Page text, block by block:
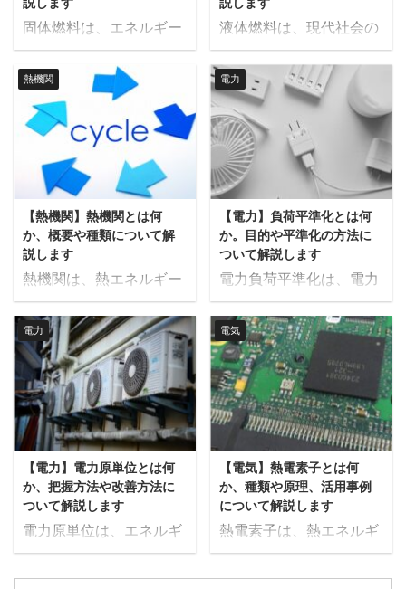
固体燃料は、エネルギー
源として古くから利用さ
れてきた燃料の一つで
す。 石炭や木くずなど、
多様な種類があり、それ
ぞれに特徴があります。
本記事では、固体燃料の
定義やその特徴、具体的
な種類について詳しく解
説します。 固体燃料とは
固体燃料とは、固体の形
態を持つ燃料のことを指
し、主に木材、石炭、コ
代表例として挙げられま
す。 これらの燃料は、化
石燃料やバイオマスとし
て自然界に存在し、エネ
ルギー源として広く利用
されています。 固体燃料
は、燃焼することで熱エ
ネルギーを発生させ、そ
の熱を利用して発電 ...
液体燃料は、現代社会の
エネルギー供給において
不可欠な存在です。 自動
車や飛行機などの輸送機
関、家庭用の暖房設備、
産業用のボイラーなど、
幅広い用途で使用されて
います。本記事では、液
体燃料とは何か、その特
徴や種類、そして今後の
展望について詳しく解説
します。 液体燃料とは
液体燃料は、その名の通
る燃料で、主に炭化水素
をベースとした化石燃料
が中心です。 これらは通
常、原油の精製過程で得
られるさまざまな製品
で、石油化学工業の基盤
をなしています。液体燃
料の特徴は、エネルギー
密度が高く、輸送や保管
...
熱機関
【熱機関】熱機関とは何
か、概要や種類について解
説します
熱機関は、熱エネルギー
を機械的エネルギーに変
換する装置やシステム
で、私たちの日常生活や
産業に欠かせない存在で
す。 内燃機関や蒸気機関
をはじめとする熱機関
は、燃料の燃焼や熱源か
ら得たエネルギーを利用
して、さまざまな機械を
動かします。その効率や
性能は、エネルギーの最
大限の活用に大きく影響
さらなる改善が期待され
電力
【電力】負荷平準化とは何
か。目的や平準化の方法に
ついて解説します
電力負荷平準化は、電力
需要のピークを抑え、消
費を時間的に均等化する
ことで、電力供給の安定
性と効率を向上させる手
法です。 これにより、電
力インフラの過負荷を防
ぎ、エネルギー供給の信
頼性を高めるだけでな
く、運用コストの削減や
環境負荷の軽減にも貢献
します。本記事では、電
力負荷平準化の目的とそ
詳しく解説します。 電力
電力
【電力】電力原単位とは何
か、把握方法や改善方法に
ついて解説します
電力原単位は、エネルギ
ー効率の向上やコスト削
減、さらには環境負荷の
電気
【電気】熱電素子とは何
か、種類や原理、活用事例
について解説します
熱電素子は、熱エネルギ
ーと電気エネルギーを相
互に変換する技術で、エ